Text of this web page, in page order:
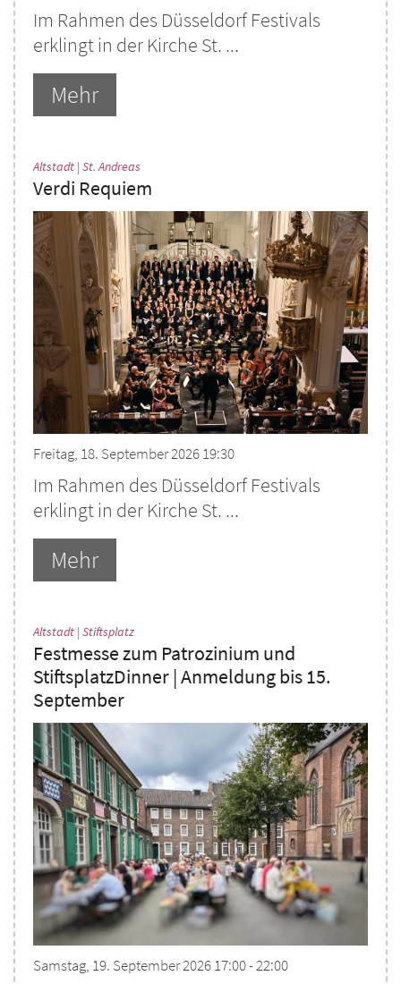
Im Rahmen des Düsseldorf Festivals
erklingt in der Kirche St. ...
Mehr
Altstadt | St. Andreas
Verdi Requiem
Freitag, 18. September 2026 19:30
Im Rahmen des Düsseldorf Festivals
erklingt in der Kirche St. ...
Mehr
Altstadt | Stiftsplatz:
Festmesse zum Patrozinium und
StiftsplatzDinner | Anmeldung bis 15.
September
Samstag, 19. September 2026 17:00 - 22:00